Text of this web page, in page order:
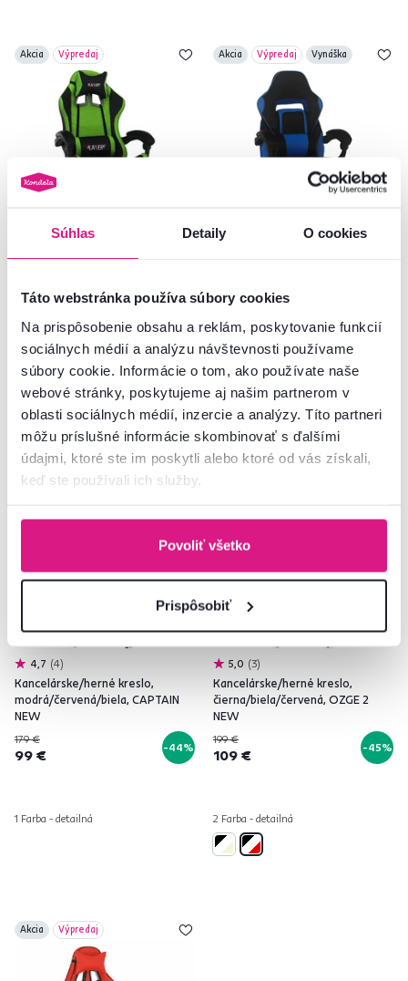
Súhlas Detaily O cookies
Táto webstránka používa súbory cookies
Na prispôsobenie obsahu a reklám, poskytovanie funkcií
sociálnych médií a analýzu návštevnosti používame
súbory cookie. Informácie o tom, ako používate naše
webové stránky, poskytujeme aj našim partnerom v
oblasti sociálnych médií, inzercie a analýzy. Títo partneri
môžu príslušné informácie skombinovať s ďalšími
údajmi, ktoré ste im poskytli alebo ktoré od vás získali,
keď ste používali ich služby.
Povoliť všetko
Prispôsobiť
Akcia Výpredaj
zelená/čierna, JAMAR
149 €
115 €
Akcia Výpredaj Vynáška
175 €
99 €
Akcia Výpredaj
4,7 4
Kancelárske/herné kreslo,
modrá/červená/biela, CAPTAIN
NEW
179 €
99 € -44%
1 Farba - detailná
Akcia Výpredaj
5,0 3
Kancelárske/herné kreslo,
čierna/biela/červená, OZGE 2
NEW
199 €
109 € -45%
2 Farba - detailná
Akcia Výpredaj